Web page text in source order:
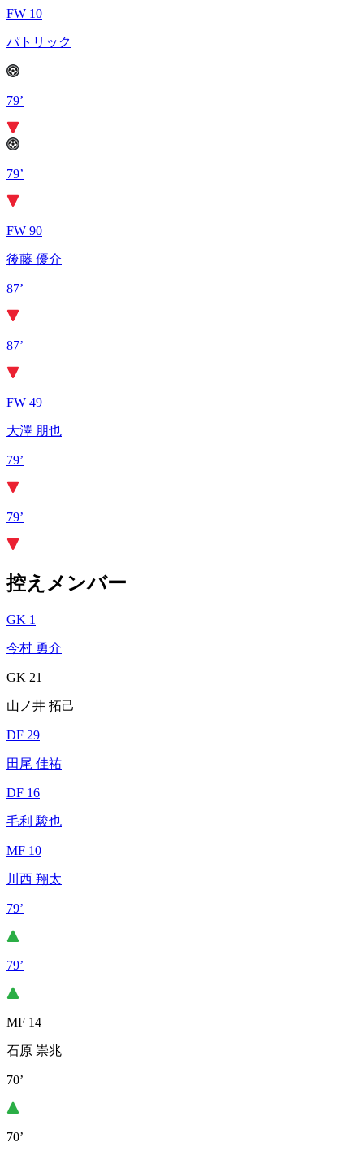
FW 10
パトリック
79’
79’
FW 90
後藤 優介
87’
87’
FW 49
大澤 朋也
79’
79’
控えメンバー
GK 1
今村 勇介
GK 21
山ノ井 拓己
DF 29
田尾 佳祐
DF 16
毛利 駿也
MF 10
川西 翔太
79’
79’
MF 14
石原 崇兆
70’
70’